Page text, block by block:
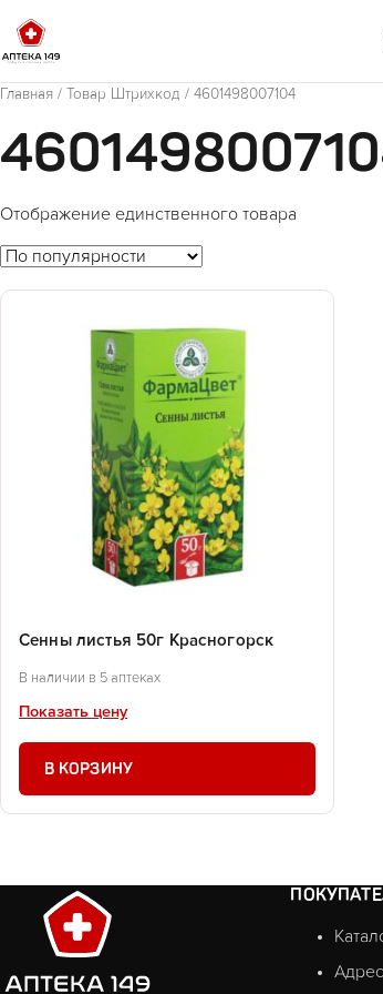
Главная / Товар Штрихкод / 4601498007104
Отображение единственного товара
Сенны листья 50г Красногорск
В наличии в 5 аптеках
Показать цену
В КОРЗИНУ